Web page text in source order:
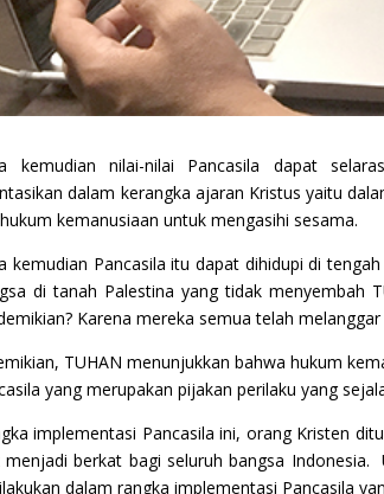
kemudian nilai-nilai Pancasila dapat
dalam kerangka ajaran Kristus yaitu
kemanusiaan untuk mengasihi sesama.
kemudian Pancasila itu dapat dihidupi di
di tanah Palestina yang tidak menyembah
Karena mereka semua telah
TUHAN menunjukkan bahwa hukum
yang merupakan pijakan perilaku yang
implementasi Pancasila ini, orang Kristen
berkat bagi seluruh bangsa
dalam rangka implementasi Pancasila